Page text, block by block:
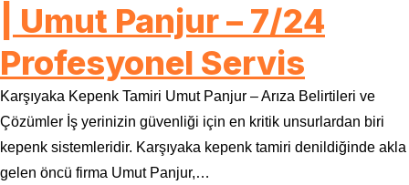
| Umut Panjur – 7/24
Profesyonel Servis
Karşıyaka Kepenk Tamiri Umut Panjur – Arıza Belirtileri ve
Çözümler İş yerinizin güvenliği için en kritik unsurlardan biri
kepenk sistemleridir. Karşıyaka kepenk tamiri denildiğinde akla
gelen öncü firma Umut Panjur,…